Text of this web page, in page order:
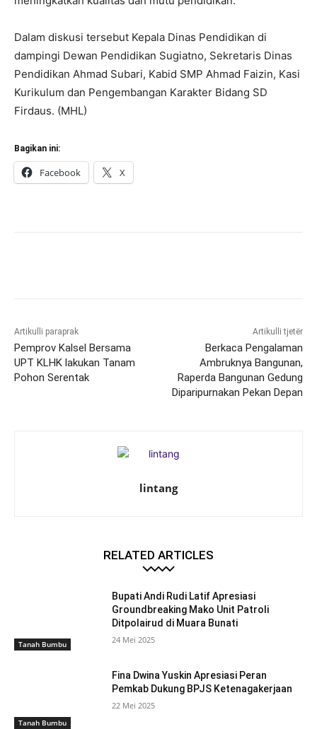
Dalam diskusi tersebut Kepala Dinas Pendidikan di
dampingi Dewan Pendidikan Sugiatno, Sekretaris Dinas
Pendidikan Ahmad Subari, Kabid SMP Ahmad Faizin, Kasi
Kurikulum dan Pengembangan Karakter Bidang SD
Firdaus. (MHL)
Bagikan ini:
Facebook X
Artikulli paraprak
Pemprov Kalsel Bersama
UPT KLHK lakukan Tanam
Pohon Serentak
Artikulli tjetër
Berkaca Pengalaman
Ambruknya Bangunan,
Raperda Bangunan Gedung
Diparipurnakan Pekan Depan
lintang
RELATED ARTICLES
Tanah Bumbu
Bupati Andi Rudi Latif Apresiasi
Groundbreaking Mako Unit Patroli
Ditpolairud di Muara Bunati
24 Mei 2025
Tanah Bumbu
Fina Dwina Yuskin Apresiasi Peran
Pemkab Dukung BPJS Ketenagakerjaan
22 Mei 2025